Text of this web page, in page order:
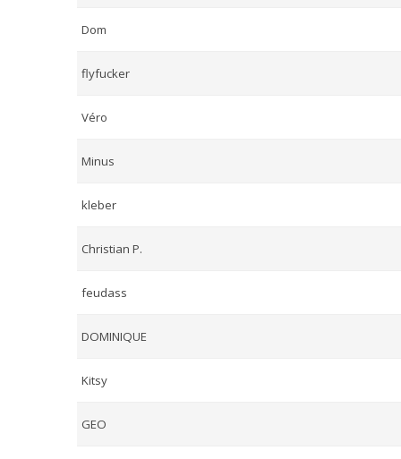
Dom
flyfucker
Véro
Minus
kleber
Christian P.
feudass
DOMINIQUE
Kitsy
GEO